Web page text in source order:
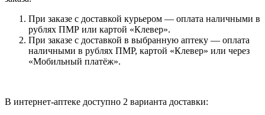
При заказе с доставкой курьером — оплата наличными в
рублях ПМР или картой «Клевер».
При заказе с доставкой в выбранную аптеку — оплата
наличными в рублях ПМР, картой «Клевер» или через
«Мобильный платёж».
В интернет-аптеке доступно 2 варианта доставки: